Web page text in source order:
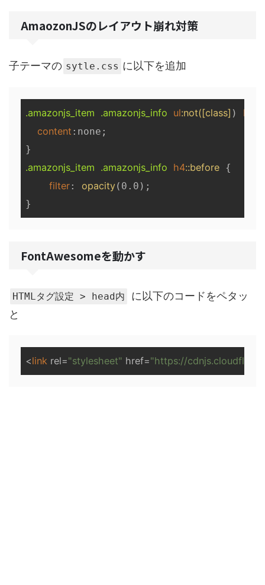
AmaozonJSのレイアウト崩れ対策
子テーマの sytle.css に以下を追加
.amazonjs_item .amazonjs_info ul:not([class] ) li
content :none;
.amazonjs_item .amazonjs_info h4::before {
filter: opacity(0.0);
FontAwesomeを動かす
HTMLタグ設定 > head内
に以下のコードをペタッ
と
<link rel="stylesheet" href="https://